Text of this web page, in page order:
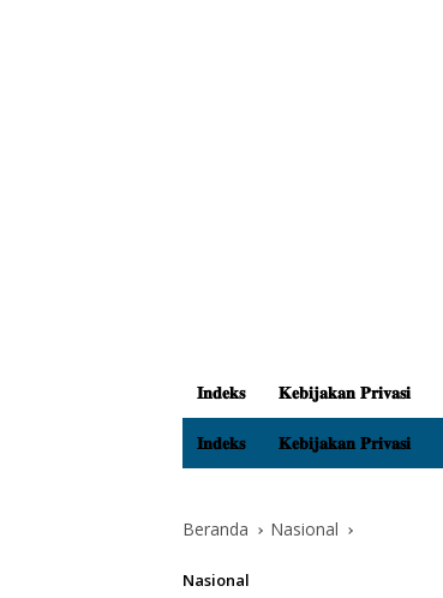
𝐈𝐧𝐝𝐞𝐤𝐬 𝐊𝐞𝐛𝐢𝐣𝐚𝐤𝐚𝐧 𝐏𝐫𝐢𝐯𝐚𝐬𝐢
𝐈𝐧𝐝𝐞𝐤𝐬 𝐊𝐞𝐛𝐢𝐣𝐚𝐤𝐚𝐧 𝐏𝐫𝐢𝐯𝐚𝐬𝐢
Beranda Nasional
Nasional